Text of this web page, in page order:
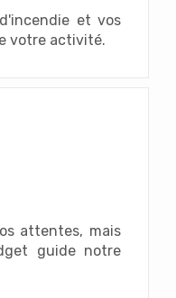
et vos
votre activité.
attentes, mais
guide notre